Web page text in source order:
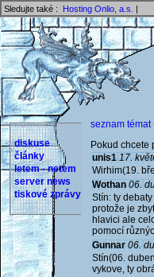
Sledujte také : Hosting Onlio, a.s. |
diskuse
články
letem - netem
server news
tiskové zprávy
seznam témat
Pokud chcete
unis1 17.
Wirhim(19.
Wothan 06.
Stín: ty
protože je
hlavici ale
pomocí
Gunnar 06.
Stín(06.
vykove, ty